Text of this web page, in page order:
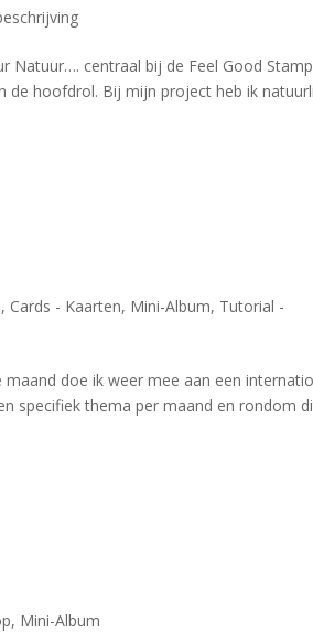
Natuur…. centraal bij de Feel Good
de hoofdrol. Bij mijn project heb ik
, Cards - Kaarten, Mini-Album, Tutorial -
maand doe ik weer mee aan een
specifiek thema per maand en rondom
, Mini-Album